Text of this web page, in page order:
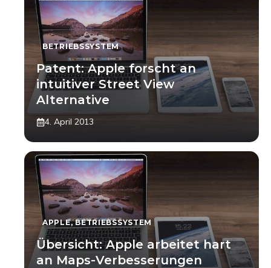
BETRIEBSSYSTEM
Patent: Apple forscht an
intuitiver Street View
Alternative
4. April 2013
APPLE,BETRIEBSSYSTEM
Übersicht: Apple arbeitet hart
an Maps-Verbesserungen